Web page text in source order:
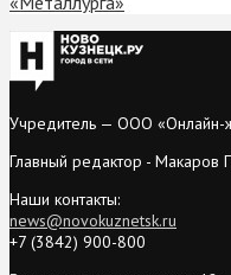
Учредитель — ООО «Онлайн-
Главный редактор - Макаров
Наши контакты:
news@novokuznetsk.ru
+7 (3842) 900-800